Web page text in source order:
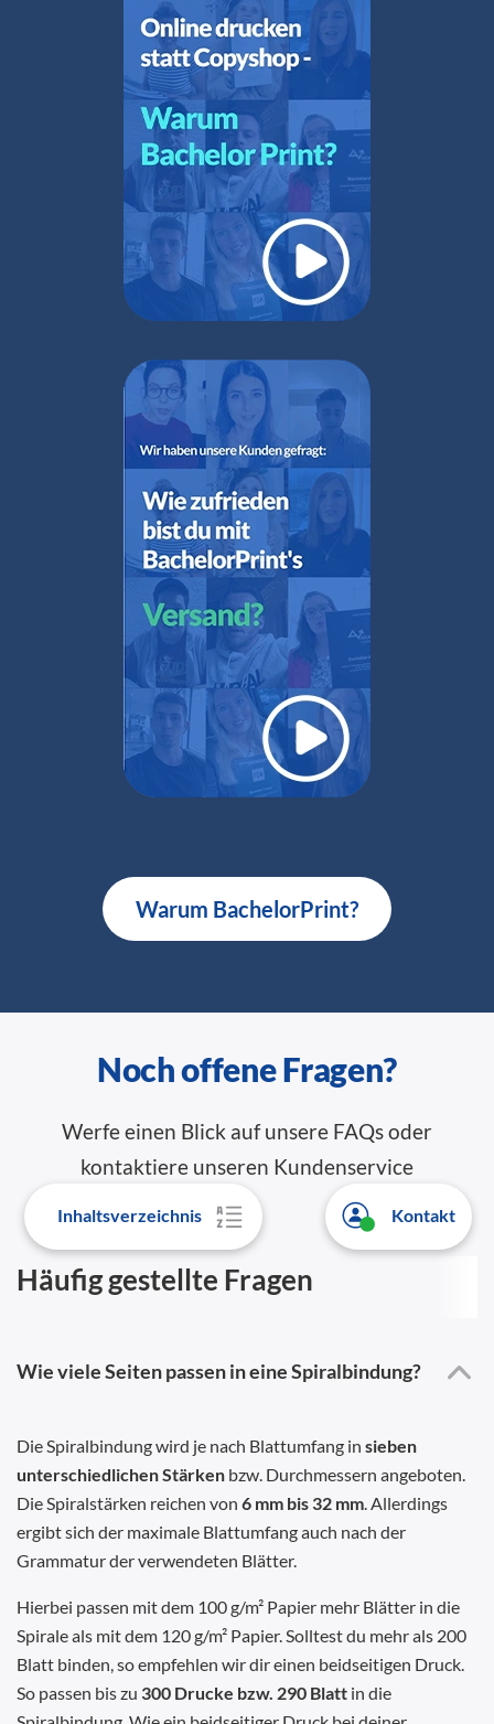
Inhaltsverzeichnis
Warum BachelorPrint?
Noch offene Fragen?
Werfe einen Blick auf unsere FAQs oder
kontaktiere unseren Kundenservice
Häufig gestellte Fragen
Wie viele Seiten passen in eine Spiralbindung?
Die Spiralbindung wird je nach Blattumfang in sieben
unterschiedlichen Stärken bzw. Durchmessern angeboten.
Die Spiralstärken reichen von 6 mm bis 32 mm. Allerdings
ergibt sich der maximale Blattumfang auch nach der
Grammatur der verwendeten Blätter.
Hierbei passen mit dem 100 g/m² Papier mehr Blätter in die
Spirale als mit dem 120 g/m² Papier. Solltest du mehr als 200
Blatt binden, so empfehlen wir dir einen beidseitigen Druck.
So passen bis zu 300 Drucke bzw. 290 Blatt in die
Kontakt